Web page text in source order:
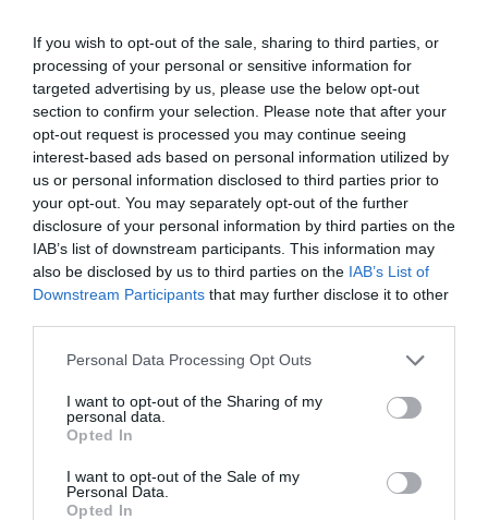
If you wish to opt-out of the sale, sharing to third parties, or
processing of your personal or sensitive information for
targeted advertising by us, please use the below opt-out
section to confirm your selection. Please note that after your
opt-out request is processed you may continue seeing
interest-based ads based on personal information utilized by
us or personal information disclosed to third parties prior to
your opt-out. You may separately opt-out of the further
disclosure of your personal information by third parties on the
IAB’s list of downstream participants. This information may
also be disclosed by us to third parties on the IAB’s List of
Downstream Participants that may further disclose it to other
Please note that this website/app uses one or more Google
not limited to your visit or usage behaviour. You may click to
grant or deny consent to Google and its third-party tags to
use your data for below specified purposes in below Google
consent section.
Personal Data Processing Opt Outs
I want to opt-out of the Sharing of my
personal data.
Opted In
I want to opt-out of the Sale of my
Personal Data.
Opted In
Προτεινόμενα άρθρα
Η Άνδρος συνεχίζει να μπαρκάρει…
Κυκλάδες